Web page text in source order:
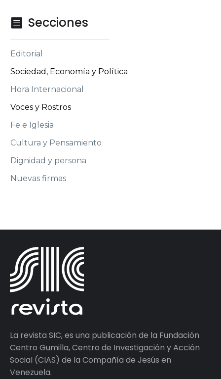
 Secciones
Editorial
Sociedad, Economía y Política
Hora Internacional
Voces y Rostros
Fe e Iglesia
Cultura y Pensamiento
Dignidad y persona
Nuevas firmas
La revista SIC, es una publicación de la Fundación
Centro Gumilla, Centro de Investigación y Acción
Social (CIAS) de la Compañía de Jesús en
Venezuela.